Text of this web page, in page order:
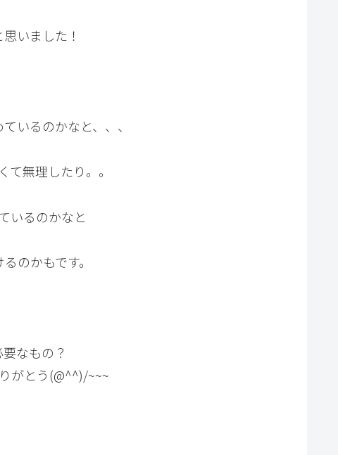
いました！
るのかなと、、、
無理したり。。
いるのかなと
のかもです。
なもの？
がとう(@^^)/~~~